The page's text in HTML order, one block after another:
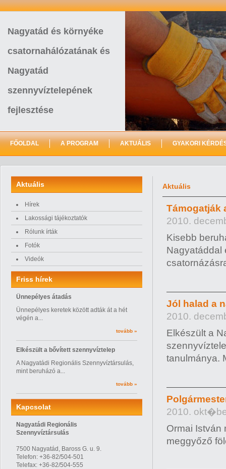
Nagyatád és környéke
csatornahálózatának és
Nagyatád
szennyvíztelepének
fejlesztése
FŐOLDAL A PROGRAM AKTUÁLIS GYAKORI
Aktuális
Hírek
Lakossági tájékoztatók
Rólunk írták
Fotók
Videók
Friss hírek
Ünnepélyes átadás
Ünnepélyes keretek között adták át a hét
végén a...
tovább »
Elkészült a bővített szennyvíztelep
A Nagyatádi Regionális Szennyvíztársulás,
mint beruházó a...
tovább »
Kapcsolat
Nagyatádi Regionális
Szennyvíztársulás
7500 Nagyatád, Baross G. u. 9.
Telefon: +36-82/504-501
Telefax: +36-82/504-555
Aktuális
Támogatják
2010.
Kisebb
Nagyatáddal
Jól halad a
2010.
Elkészült a
tanulmánya.
2010.
Ormai István
meggyőző